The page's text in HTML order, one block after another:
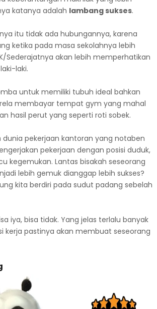
katanya adalah lambang sukses.
itu tidak ada hubungannya, karena
ketika pada masa sekolahnya lebih
Sederajatnya akan lebih memperhatikan
laki.
untuk memiliki tubuh ideal bahkan
membayar tempat gym yang mahal
hasil perut yang seperti roti sobek.
dunia pekerjaan kantoran yang notaben
pekerjaan dengan posisi duduk,
kegemukan. Lantas bisakah seseorang
lebih gemuk dianggap lebih sukses?
kita berdiri pada sudut padang sebelah
iya, bisa tidak. Yang jelas terlalu banyak
kerja pastinya akan membuat seseorang